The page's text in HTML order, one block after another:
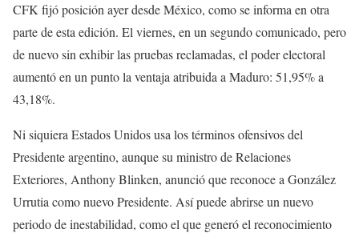
CFK fijó posición ayer desde México, como se informa en otra
parte de esta edición. El viernes, en un segundo comunicado, pero
de nuevo sin exhibir las pruebas reclamadas, el poder electoral
aumentó en un punto la ventaja atribuida a Maduro: 51,95% a
43,18%.
Ni siquiera Estados Unidos usa los términos ofensivos del
Presidente argentino, aunque su ministro de Relaciones
Exteriores, Anthony Blinken, anunció que reconoce a González
Urrutia como nuevo Presidente. Así puede abrirse un nuevo
periodo de inestabilidad, como el que generó el reconocimiento